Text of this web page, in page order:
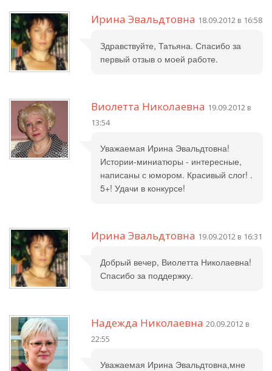
Ирина Эвальдтовна 18.09.2012 в 16:58
Здравствуйте, Татьяна. Спасибо за
первый отзыв о моей работе.
Виолетта Николаевна 19.09.2012 в
13:54
Уважаемая Ирина Эвальдтовна!
Истории-миниатюры - интересные,
написаны с юмором. Красивый слог! .
5+! Удачи в конкурсе!
Ирина Эвальдтовна 19.09.2012 в 16:31
Добрый вечер, Виолетта Николаевна!
Спасибо за поддержку.
Надежда Николаевна 20.09.2012 в
22:55
Уважаемая Ирина Эвальдтовна,мне